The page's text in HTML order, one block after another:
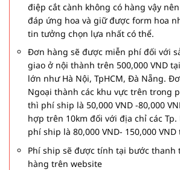
điệp cắt cành không có hàng vậy nên
đáp ứng hoa và giữ được form hoa
tin tưởng chọn lựa nhất có thể.
Đơn hàng sẽ được miễn phí đối với
giao ở nội thành trên 500,000 VND
lớn như Hà Nội, TpHCM, Đà Nẵng.
Ngoại thành các khu vực trên trong
thì phí ship là 50,000 VND -80,000
hợp trên 10km đối với địa chỉ các
phí ship là 80,000 VND- 150,000
Phí ship sẽ được tính tại bước thanh
hàng trên website